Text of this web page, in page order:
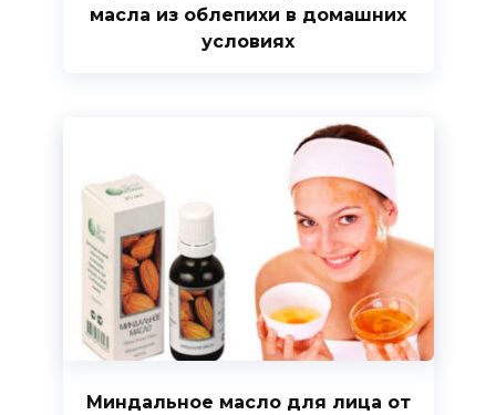
масла из облепихи в домашних
условиях
Миндальное масло для лица от